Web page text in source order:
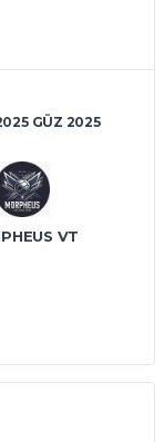
GÜZ 2025
VT